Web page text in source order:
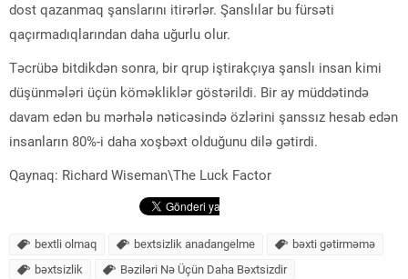
dost qazanmaq şanslarını itirərlər. Şanslılar bu fürsəti
qaçırmadıqlarından daha uğurlu olur.
Təcrübə bitdikdən sonra, bir qrup iştirakçıya şanslı insan kimi
düşünmələri üçün köməkliklər göstərildi. Bir ay müddətində
davam edən bu mərhələ nəticəsində özlərini şanssız hesab edən
insanların 80%-i daha xoşbəxt olduğunu dilə gətirdi.
Qaynaq: Richard Wiseman\The Luck Factor
bextli olmaq bextsizlik anadangelme
bəxti gətirməmə
bəxtsizlik
Bəziləri Nə Üçün Daha Bəxtsizdir